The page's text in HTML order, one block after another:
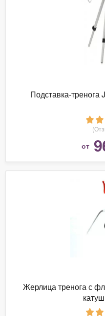
Подставка-тренога
от
Жерлица тренога с